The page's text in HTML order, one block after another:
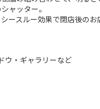
ャッター。
ースルー効果で閉店後のお
ウ・ギャラリーなど